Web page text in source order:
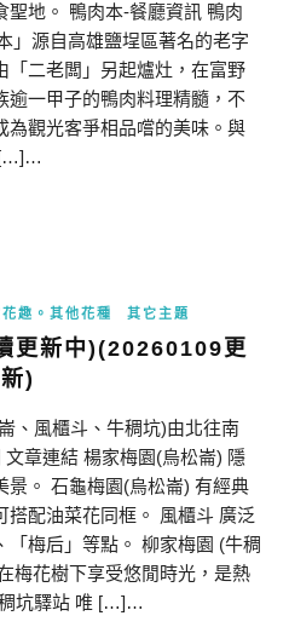
聖地。 鴨肉本-餐廳資訊 鴨肉
」源自高雄鹽埕區著名的老字
「二老闆」另起爐灶，在富野
逾一甲子的鴨肉料理精髓，不
為觀光客爭相品嚐的美味。與
[…]…
趣。其他花種 其它主題
更新中)(20260109更
新)
、風櫃斗、牛稠坑)由北往南
章連結 楊家梅園(烏松崙) 隱
景。 石龜梅園(烏松崙) 有經典
搭配油菜花同框。 風櫃斗 廣泛
「梅后」等點。 柳家梅園 (牛稠
梅花樹下享受悠閒時光，是熱
稠坑驛站 唯 […]…